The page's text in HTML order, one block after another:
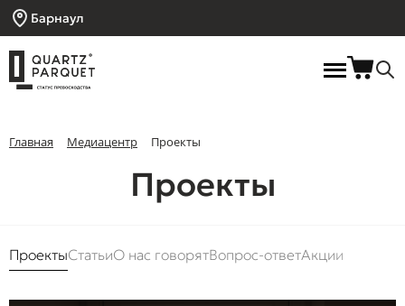
Барнаул
Главная Медиацентр Проекты
Проекты
ПроектыСтатьиО нас говорятВопрос-ответАкции